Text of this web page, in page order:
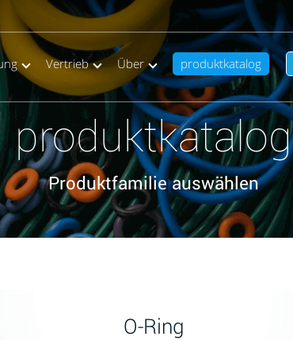
Vertrieb Über produktkatalog
produktkatalog
Produktfamilie auswählen
O-Ring